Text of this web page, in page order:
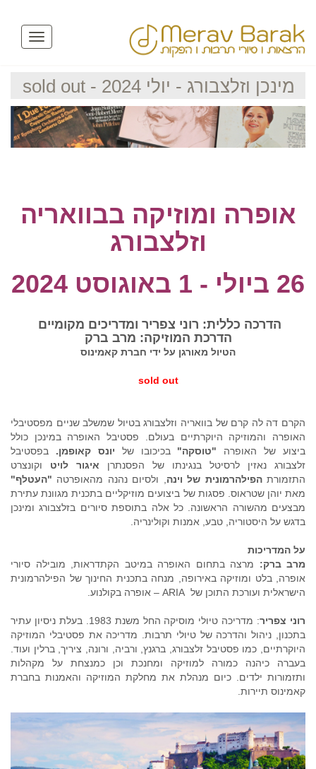
Toggle
מינכן וזלצבורג - יולי 2024 - sold out
אופרה ומוזיקה בבוואריה
וזלצבורג
26 ביולי - 1 באוגוסט 2024
הדרכה כללית: רוני צפריר ומדריכים מקומיים
הדרכת המוזיקה: מרב ברק
הטיול מאורגן על ידי חברת קאמינוס
sold out
הקרם דה לה קרם של בוואריה וזלצבורג בטיול שמשלב שניים מפסטיבלי
האופרה והמוזיקה היוקרתיים בעולם. פסטיבל האופרה במינכן כולל
ביצוע של האופרה "טוסקה" בכיכובו של יונס קאופמן. בפסטיבל
זלצבורג נאזין לרסיטל בנגינתו של הפסנתרן איגור לויט וקונצרט
התזמורתהפילהרמונית של וינה , ולסיום נהנה מהאופרטה "העטלף"
מאת יוהן שטראוס. פסגות של ביצועים מוזיקליים בתכנית מגוונת עתירת
מבצעים מהשורה הראשונה. כל אלה בתוספת סיורים בזלצבורג ומינכן
בדגש על היסטוריה, טבע, אמנות וקולינריה.
על המדריכות
מרב ברק: מרצה בתחום האופרה במיטב הקתדראות, מובילה סיורי
אופרה, בלט ומוזיקה באירופה, מנחה בתכנית החינוך של הפילהרמונית
הישראלית ועורכת התוכן של ARIA – אופרה בקולנוע.
רוני צפריר
: מדריכה טיולי מוסיקה החל משנת 1983. בעלת ניסיון עתיר
בתכנון, ניהול והדרכה של טיולי תרבות. מדריכה את פסטיבלי המוזיקה
היוקרתיים, כמו פסטיבל זלצבורג, ברגנץ, ורביה, ורונה, ציריך, ברלין ועוד.
בעברה כיהנה כמורה למוזיקה ומחנכת וכן כמנצחת על מקהלות
ותזמורות ילדים. כיום מנהלת את מחלקת המוזיקה והאמנות בחברת
קאמינוס תיירות.